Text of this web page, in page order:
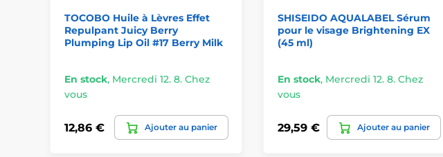
TOCOBO Huile à Lèvres Effet
Repulpant Juicy Berry
Plumping Lip Oil #17 Berry Milk
En stock, Mercredi 12. 8. Chez
vous
12,86 € Ajouter au panier
SHISEIDO AQUALABEL Sérum
pour le visage Brightening EX
(45 ml)
En stock, Mercredi 12. 8. Chez
vous
29,59 € Ajouter au panier